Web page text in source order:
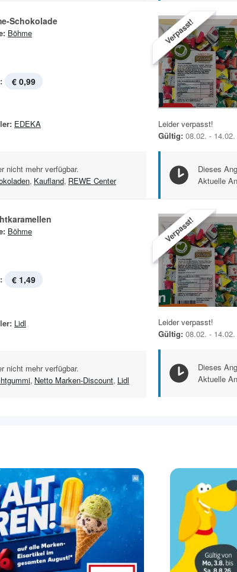
Schokolade
Böhme
€ 0,99
EDEKA
nicht mehr verfügbar.
, Kaufland, REWE Center
Verpasst!
Leider verpasst!
Gültig: 08.02. - 14.02.
Dieses
Aktuelle
Böhme
€ 1,49
Lidl
nicht mehr verfügbar.
, Netto Marken-Discount, Lidl
Verpasst!
Leider verpasst!
Gültig: 08.02. - 14.02.
Dieses
Aktuelle